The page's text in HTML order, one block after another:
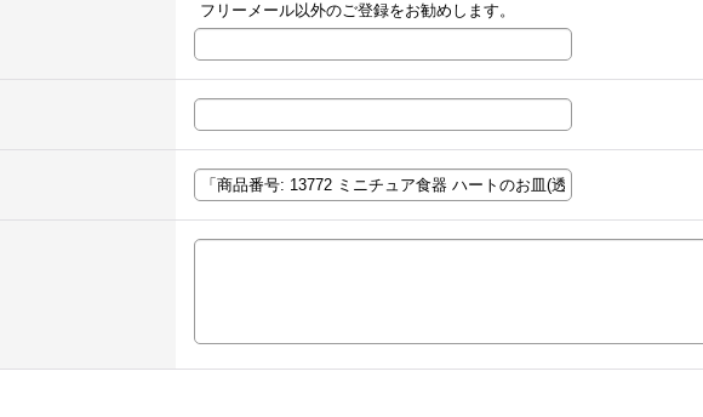
フリーメール以外のご登録をお勧めします。